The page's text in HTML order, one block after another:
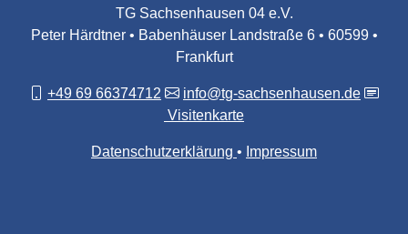
TG Sachsenhausen 04 e.V.
Peter Härdtner • Babenhäuser Landstraße 6 • 60599 •
Frankfurt
+49 69 66374712
info@tg-sachsenhausen.de
Visitenkarte
Datenschutzerklärung Impressum